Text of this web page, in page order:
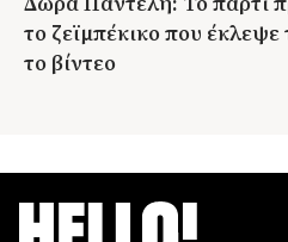
το ζεϊμπέκικο που έκλεψε
το βίντεο